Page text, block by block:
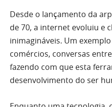
Desde o lançamento da
de 70, a internet evoluiu e
inimagináveis. Um
comércios, conversas
fazendo com que esta
desenvolvimento do ser